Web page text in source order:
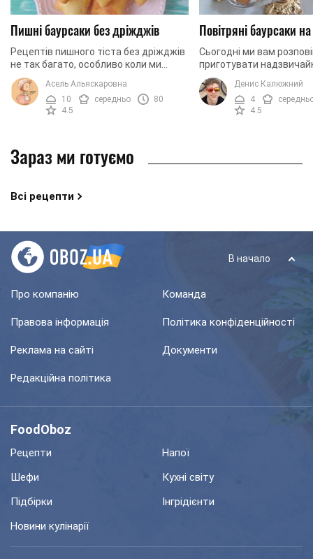
Пишні баурсаки без дріжджів
Рецептів пишного тіста без дріжджів
не так багато, особливо коли ми
говоримо про булочки, пиріжки або
пампушки. Баурсаки - страва проста,
але це і ...
Асель Альяскаровна
10
середньо
80
4.5
Повітряні баурсаки
Сьогодні ми вам
приготувати
пухкі та красиві
дріжджовому тісту
надзвичайно ...
Денис Калюжний
4
4.5
Зараз ми готуємо
Всі рецепти
В начало
Про компанію Команда
Правова інформація Політика конфіденційності
Реклама на сайті Документи
Редакційна політика
FoodOboz
Рецепти
Напої
Шефи
Кухні світу
Підбірки
Інгрідієнти
Новини кулінарії